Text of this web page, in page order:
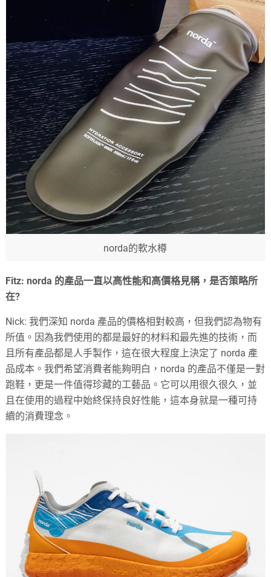
norda的軟水樽
Fitz: norda 的產品一直以高性能和高價格見稱，是否策略所
在?
Nick: 我們深知 norda 產品的價格相對較高，但我們認為物有
所值。因為我們使用的都是最好的材料和最先進的技術，而
且所有產品都是人手製作，這在很大程度上決定了 norda 產
品成本。我們希望消費者能夠明白，norda 的產品不僅是一對
跑鞋，更是一件值得珍藏的工藝品。它可以用很久很久，並
且在使用的過程中始終保持良好性能，這本身就是一種可持
續的消費理念。